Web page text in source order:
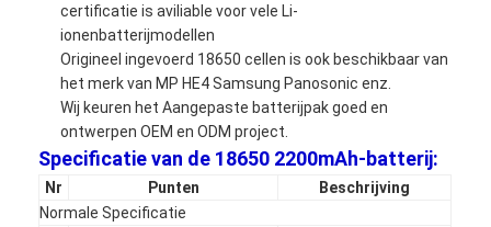
certificatie is aviliable voor vele Li-
ionenbatterijmodellen
Origineel ingevoerd 18650 cellen is ook beschikbaar van
het merk van MP HE4 Samsung Panosonic enz.
Wij keuren het Aangepaste batterijpak goed en
ontwerpen OEM en ODM project.
Specificatie van de 18650 2200mAh-batterij:
Nr Punten
Beschrijving
Normale Specificatie